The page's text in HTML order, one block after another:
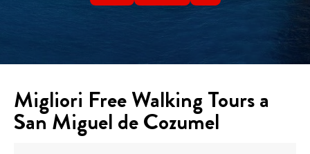
Migliori Free Walking Tours a
San Miguel de Cozumel